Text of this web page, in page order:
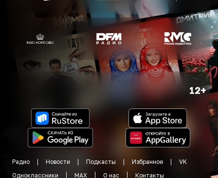
12+
Радио Новости Подкасты Избранное
VK
Одноклассники
MAX О нас Контакты